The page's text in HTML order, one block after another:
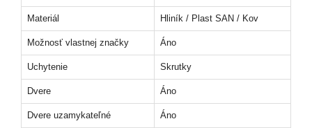
Materiál Hliník / Plast SAN / Kov
Možnosť vlastnej značky Áno
Uchytenie Skrutky
Dvere Áno
Dvere uzamykateľné Áno